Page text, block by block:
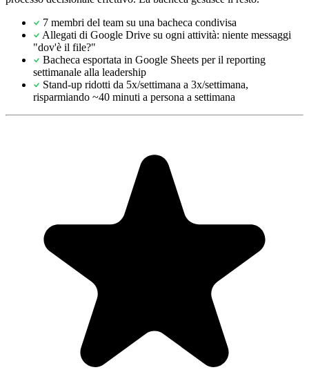
7 membri del team su una bacheca condivisa
Allegati di Google Drive su ogni attività: niente messaggi
"dov'è il file?"
Bacheca esportata in Google Sheets per il reporting
settimanale alla leadership
Stand-up ridotti da 5x/settimana a 3x/settimana,
risparmiando ~40 minuti a persona a settimana
"Always have 101 things to do and this helps me organize and
prioritize like no other app can. It syncs to my phone and laptop, and
when I add dates to tasks, they automatically integrate into my
Google Calendar, which is immensely convenient. I can look at my
daily, weekly, and monthly overview in Google Calendar and
clearly see how much I was able to accomplish! Great tool indeed.
Excited to see how it will evolve over time."